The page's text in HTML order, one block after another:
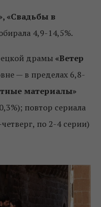
«Свадьбы в
4,9-14,5%.
драмы «Ветер
— в пределах 6,8-
материалы»
повтор сериала
по 2-4 серии)